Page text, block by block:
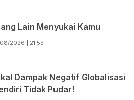
Lain Menyukai Kamu
2026 | 21:55
Dampak Negatif Globalisasi
Tidak Pudar!